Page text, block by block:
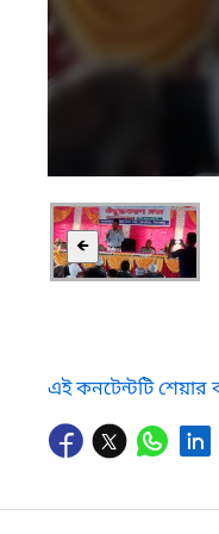
🡸
এই কনটেন্টটি